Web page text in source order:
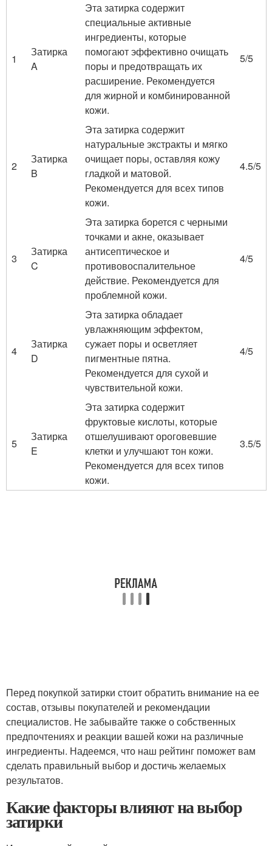
1
Затирка
A
Эта затирка содержит
специальные активные
ингредиенты, которые
помогают эффективно очищать
поры и предотвращать их
расширение. Рекомендуется
для жирной и комбинированной
кожи.
5/5
2
Затирка
B
Эта затирка содержит
натуральные экстракты и мягко
очищает поры, оставляя кожу
гладкой и матовой.
Рекомендуется для всех типов
кожи.
4.5/5
3
Затирка
C
Эта затирка борется с черными
точками и акне, оказывает
антисептическое и
противовоспалительное
действие. Рекомендуется для
проблемной кожи.
4/5
4
Затирка
D
Эта затирка обладает
увлажняющим эффектом,
сужает поры и осветляет
пигментные пятна.
Рекомендуется для сухой и
чувствительной кожи.
4/5
5
Затирка
E
Эта затирка содержит
фруктовые кислоты, которые
отшелушивают ороговевшие
клетки и улучшают тон кожи.
Рекомендуется для всех типов
кожи.
3.5/5
Перед покупкой затирки стоит обратить внимание на ее
состав, отзывы покупателей и рекомендации
специалистов. Не забывайте также о собственных
предпочтениях и реакции вашей кожи на различные
ингредиенты. Надеемся, что наш рейтинг поможет вам
сделать правильный выбор и достичь желаемых
результатов.
Какие факторы влияют на выбор
затирки